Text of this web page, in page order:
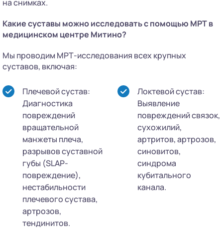
на снимках.
Какие суставы можно исследовать с помощью МРТ в
медицинском центре Митино?
Мы проводим МРТ-исследования всех крупных
суставов, включая:
Плечевой сустав:
Диагностика
повреждений
вращательной
манжеты плеча,
разрывов суставной
губы (SLAP-
повреждение),
нестабильности
плечевого сустава,
артрозов,
тендинитов.
Локтевой сустав:
Выявление
повреждений связок,
сухожилий,
артритов, артрозов,
синовитов,
синдрома
кубитального
канала.